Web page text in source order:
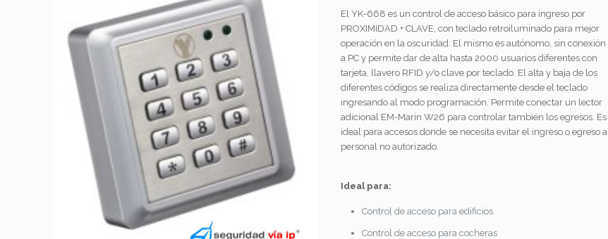
El YK-668 es un control de acceso básico para ingreso por
PROXIMIDAD + CLAVE, con teclado retroiluminado para mejor
operación en la oscuridad. El mismo es autónomo, sin conexión
a PC y permite dar de alta hasta 2000 usuarios diferentes con
tarjeta, llavero RFID y/o clave por teclado. El alta y baja de los
diferentes códigos se realiza directamente desde el teclado
ingresando al modo programación. Permite conectar un lector
adicional EM-Marin W26 para controlar también los egresos. Es
ideal para accesos donde se necesita evitar el ingreso o egreso a
personal no autorizado.
Ideal para:
Control de acceso para edificios
Control de acceso para cocheras